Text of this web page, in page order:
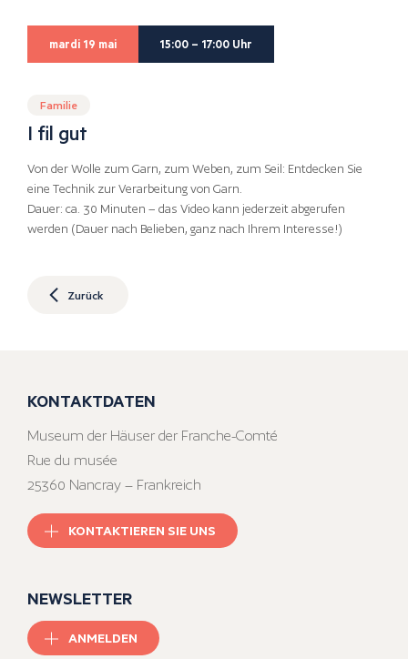
mardi 19 mai 15:00 – 17:00 Uhr
Familie
I fil gut
Von der Wolle zum Garn, zum Weben, zum Seil: Entdecken Sie
eine Technik zur Verarbeitung von Garn.
Dauer: ca. 30 Minuten – das Video kann jederzeit abgerufen
werden (Dauer nach Belieben, ganz nach Ihrem Interesse!)
Zurück
KONTAKTDATEN
Museum der Häuser der Franche-Comté
Rue du musée
25360 Nancray – Frankreich
KONTAKTIEREN SIE UNS
NEWSLETTER
ANMELDEN